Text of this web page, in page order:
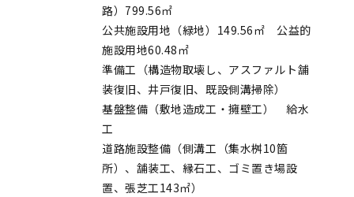
路）799.56㎡
公共施設用地（緑地）149.56㎡ 公益的
施設用地60.48㎡
準備工（構造物取壊し、アスファルト舗
装復旧、井戸復旧、既設側溝掃除）
基盤整備（敷地造成工・擁壁工） 給水
工
道路施設整備（側溝工（集水桝10箇
所）、舗装工、縁石工、ゴミ置き場設
置、張芝工143㎡）